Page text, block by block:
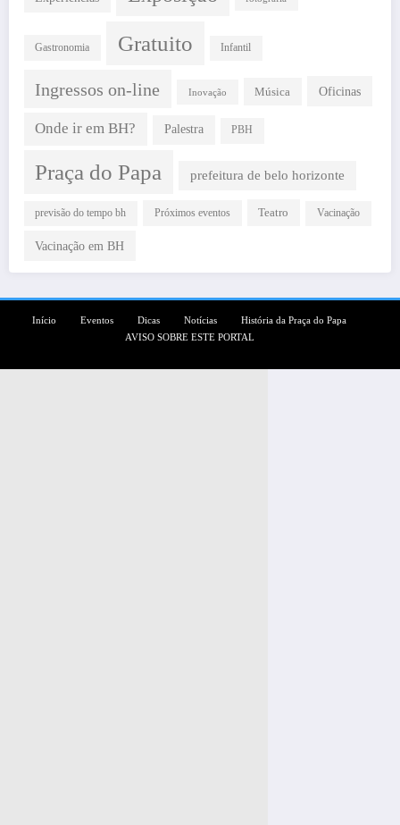
Gastronomia Gratuito Infantil
Ingressos on-line Inovação Música Oficinas
Onde ir em BH? Palestra PBH
Praça do Papa prefeitura de belo horizonte
previsão do tempo bh Próximos eventos Teatro Vacinação
Vacinação em BH
Início Eventos Dicas Notícias
História da Praça do Papa
AVISO SOBRE ESTE PORTAL